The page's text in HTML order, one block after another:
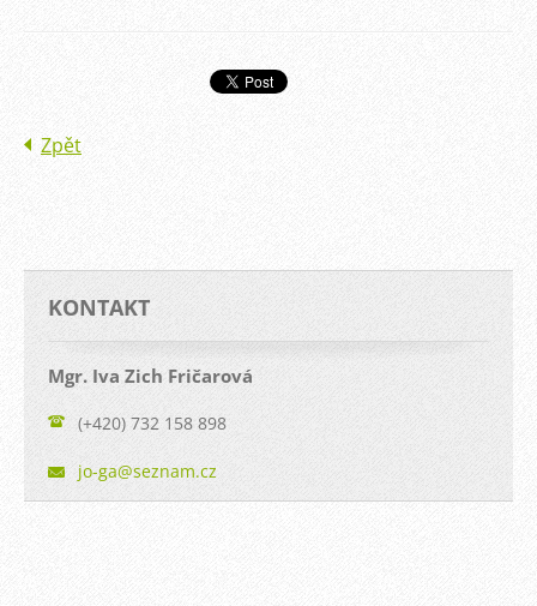
Zpět
KONTAKT
Mgr. Iva Zich Fričarová
(+420) 732 158 898
jo-ga@seznam.cz